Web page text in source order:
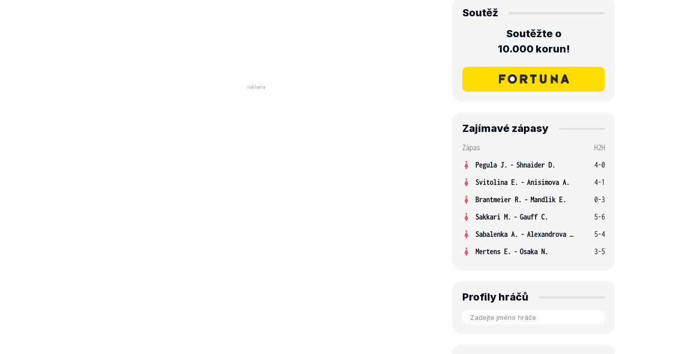
Soutěž
Soutěžte o
10.000 korun!
Zajímavé zápasy
Zápas
H2H
Pegula J. - Shnaider D.
4-0
Svitolina E. - Anisimova A.
4-1
Brantmeier R. - Mandlik E.
0-3
Sakkari M. - Gauff C.
5-6
Sabalenka A. - Alexandrova E.
5-4
Mertens E. - Osaka N. 3-5
Profily hráčů